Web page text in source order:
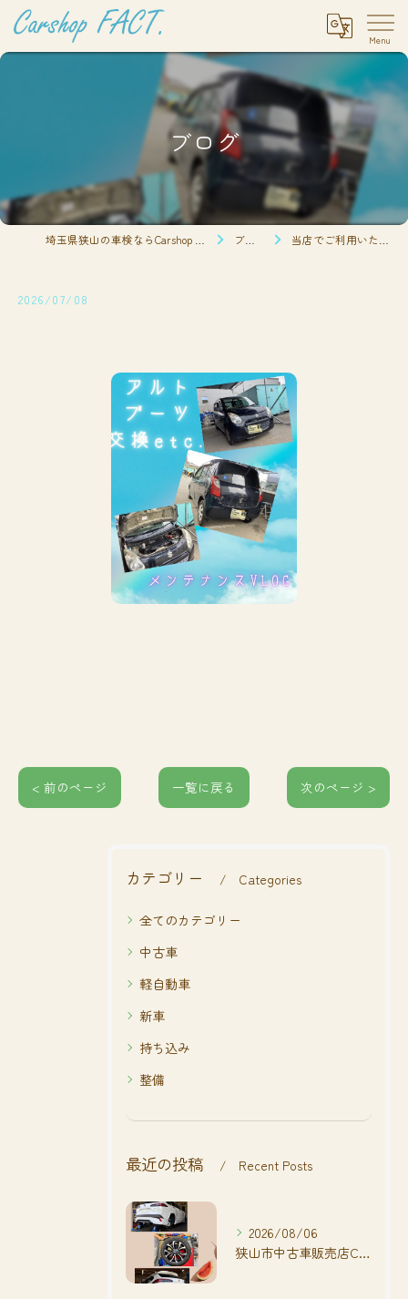
ブログ
ブログ 当店でご利用いただ…
2026/07/08
< 前のページ 一覧に戻る 次のページ >
カテゴリー Categories
全てのカテゴリー
中古車
軽自動車
新車
持ち込み
整備
最近の投稿 Recent Posts
2026/08/06
狭山市中古車販売店CarShop FACT.🚗